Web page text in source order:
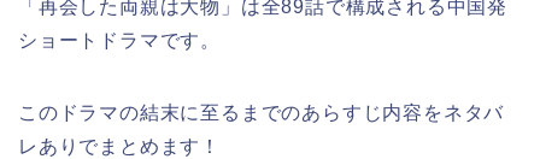
「再会した両親は大物」は全89話で構成される中国発
ショートドラマです。
このドラマの結末に至るまでのあらすじ内容をネタバ
レありでまとめます！